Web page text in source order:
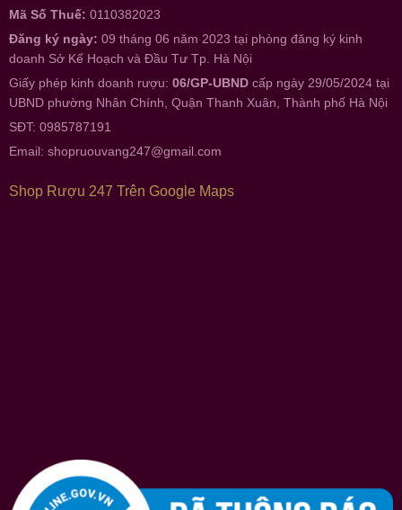
Mã Số Thuế: 0110382023
Đăng ký ngày: 09 tháng 06 năm 2023 tại phòng đăng ký kinh
doanh Sở Kế Hoạch và Đầu Tư Tp. Hà Nội
Giấy phép kinh doanh rượu: 06/GP-UBND cấp ngày 29/05/2024 tại
UBND phường Nhân Chính, Quận Thanh Xuân, Thành phố Hà Nội
SĐT: 0985787191
Email: shopruouvang247@gmail.com
Shop Rượu 247 Trên Google Maps